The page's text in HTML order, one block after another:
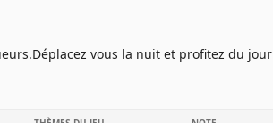
vous la nuit et profitez du jour